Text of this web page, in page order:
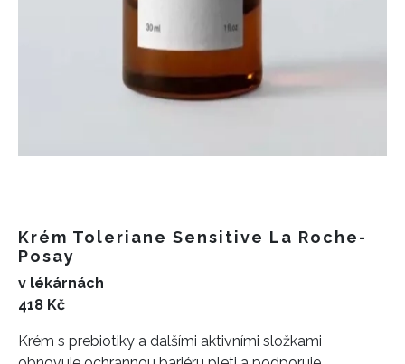
Krém Toleriane Sensitive La Roche-
Posay
v lékárnách
418 Kč
Krém s prebiotiky a dalšími aktivními složkami